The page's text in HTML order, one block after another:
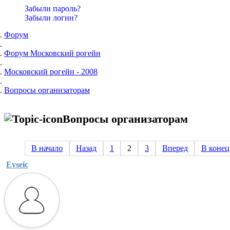
Забыли пароль?
Забыли логин?
Форум
Форум Московский рогейн
Московский рогейн - 2008
Вопросы организаторам
Вопросы организаторам
В начало Назад 1 2 3 Вперед В конец
Evseic